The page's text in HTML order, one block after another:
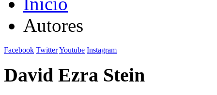
Autores
Facebook TwitterYoutube Instagram
David Ezra Stein